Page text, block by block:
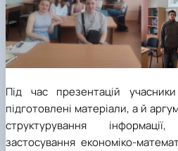
Під час презентацій
підготовлені матеріали, а й
структурування
застосування економіко-